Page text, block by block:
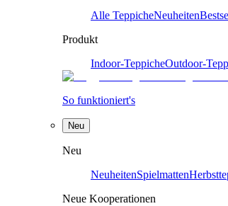
Alle TeppicheNeuheiten
Produkt
Indoor-TeppicheOutdoor-
So funktioniert's
Neu
Neu
NeuheitenSpielmatten
Neue Kooperationen